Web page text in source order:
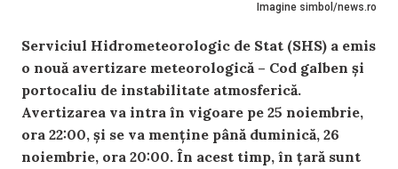
Imagine simbol/news.ro
Serviciul Hidrometeorologic de Stat (SHS) a emis
o nouă avertizare meteorologică – Cod galben și
portocaliu de instabilitate atmosferică.
Avertizarea va intra în vigoare pe 25 noiembrie,
ora 22:00, și se va menține până duminică, 26
noiembrie, ora 20:00. În acest timp, în țară sunt